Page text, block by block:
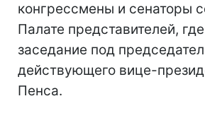
конгрессмены и сенаторы
Палате представителей,
заседание под
действующего вице-
Пенса.